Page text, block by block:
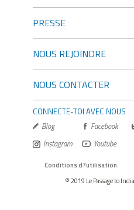
PRESSE
NOUS REJOINDRE
NOUS CONTACTER
CONNECTE-TOI AVEC NOUS
Blog Facebook
Instagram
Youtube
Conditions d?utilisation
© 2019 Le Passage to